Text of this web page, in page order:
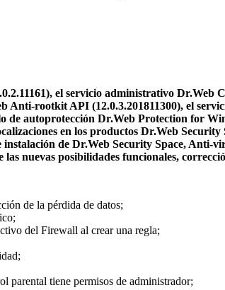
el servicio administrativo Dr.Web
rootkit API (12.0.3.201811300), el
autoprotección Dr.Web Protection for
en los productos Dr.Web
de Dr.Web Security Space, Anti-
nuevas posibilidades funcionales,
de la pérdida de datos;
del Firewall al crear una regla;
parental tiene permisos de administrador;